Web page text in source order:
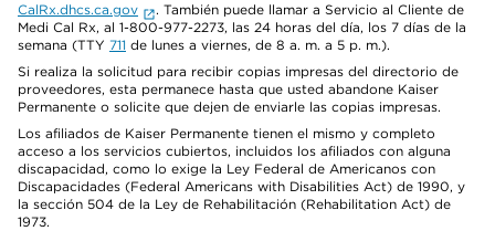
CalRx.dhcs.ca.gov
. También puede llamar a Servicio al Cliente de
Medi Cal Rx, al 1-800-977-2273, las 24 horas del día, los 7 días de la
semana (TTY 711 de lunes a viernes, de 8 a. m. a 5 p. m.).
Si realiza la solicitud para recibir copias impresas del directorio de
proveedores, esta permanece hasta que usted abandone Kaiser
Permanente o solicite que dejen de enviarle las copias impresas.
Los afiliados de Kaiser Permanente tienen el mismo y completo
acceso a los servicios cubiertos, incluidos los afiliados con alguna
discapacidad, como lo exige la Ley Federal de Americanos con
Discapacidades (Federal Americans with Disabilities Act) de 1990, y
la sección 504 de la Ley de Rehabilitación (Rehabilitation Act) de
1973.